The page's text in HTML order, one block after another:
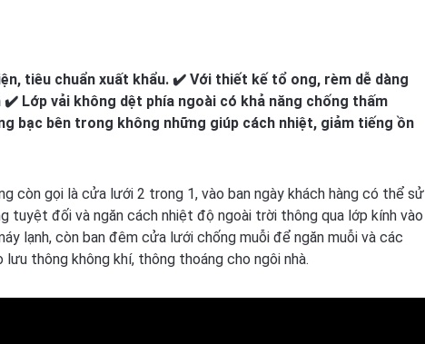
tiêu chuẩn xuất khẩu. ✔️ Với thiết kế tổ ong, rèm dễ dàng
Lớp vải không dệt phía ngoài có khả năng chống thấm
bạc bên trong không những giúp cách nhiệt, giảm tiếng ồn
còn gọi là cửa lưới 2 trong 1, vào ban ngày khách hàng có thể sử
tuyệt đối và ngăn cách nhiệt độ ngoài trời thông qua lớp kính vào
lạnh, còn ban đêm cửa lưới chống muỗi để ngăn muỗi và các
thông không khí, thông thoáng cho ngôi nhà.